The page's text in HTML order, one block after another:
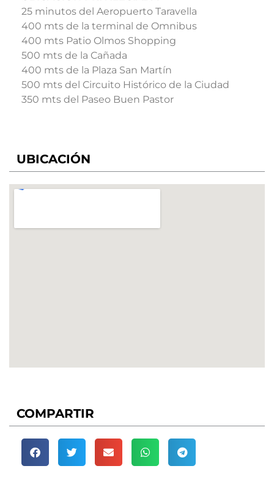
25 minutos del Aeropuerto Taravella
400 mts de la terminal de Omnibus
400 mts Patio Olmos Shopping
500 mts de la Cañada
400 mts de la Plaza San Martín
500 mts del Circuito Histórico de la Ciudad
350 mts del Paseo Buen Pastor
UBICACIÓN
COMPARTIR